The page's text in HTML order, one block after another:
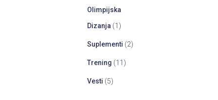
Olimpijska
Dizanja (1)
Suplementi (2)
Trening (11)
Vesti (5)